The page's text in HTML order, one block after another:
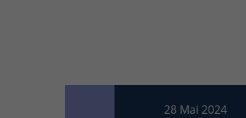
28 Mai 2024